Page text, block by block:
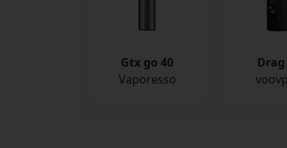
Gtx go 40
Vaporesso
Drag